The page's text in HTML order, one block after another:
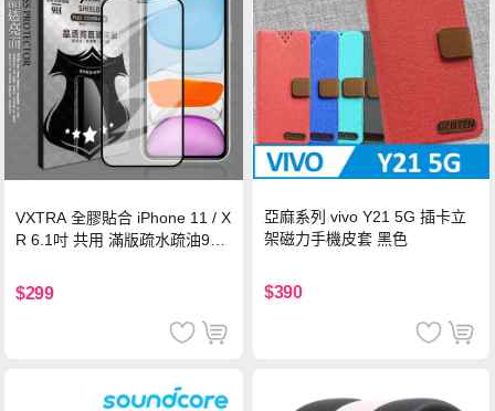
VXTRA 全膠貼合 iPhone 11 / X
R 6.1吋 共用 滿版疏水疏油9H
$299
亞麻系列 vivo Y21 5G 插卡立
架磁力手機皮套 黑色
$390